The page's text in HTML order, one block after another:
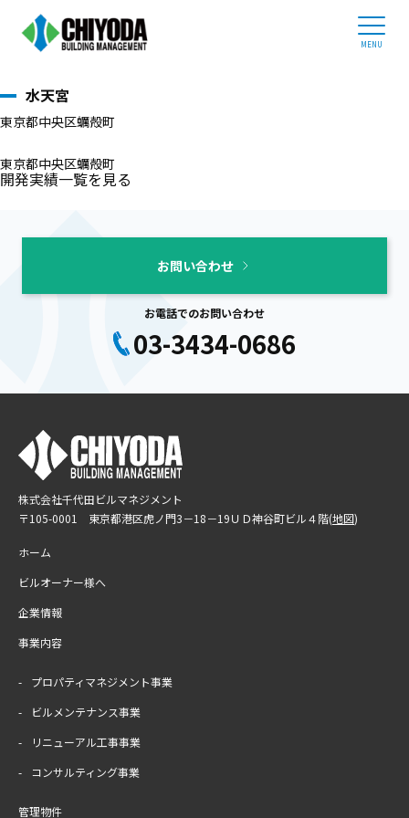
ホーム
企業情報
事業内容
管理物件紹介
採用情報
03-3434-0686
平日 9:00 - 17:30
お問い合わせ
ホーム>開発実績> 水天宮
水天宮
東京都中央区蠣殻町
東京都中央区蠣殻町
開発実績一覧を見る
お問い合わせ
お電話でのお問い合わせ
03-3434-0686
株式会社千代田ビルマネジメント
〒105-0001 東京都港区虎ノ門3－18－19ＵＤ神谷町ビル４階(地図)
ホーム
ビルオーナー様へ
企業情報
事業内容
プロパティマネジメント事業
ビルメンテナンス事業
リニューアル工事事業
コンサルティング事業
管理物件